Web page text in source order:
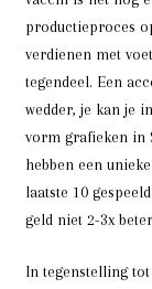
productieproces
verdienen met
tegendeel. Een
wedder, je kan je
vorm grafieken in
hebben een
laatste 10
geld niet 2-3x
In tegenstelling